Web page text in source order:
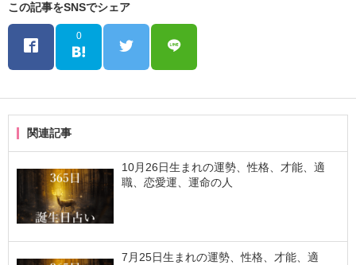
この記事をSNSでシェア
0
関連記事
10月26日生まれの運勢、性格、才能、適
職、恋愛運、運命の人
7月25日生まれの運勢、性格、才能、適